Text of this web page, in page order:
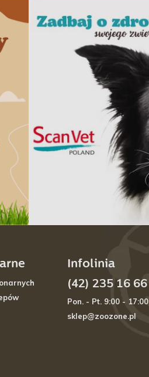
Infolinia
(42) 235 16 66
Pon. - Pt. 9:00 - 17:00
sklep@zoozone.pl